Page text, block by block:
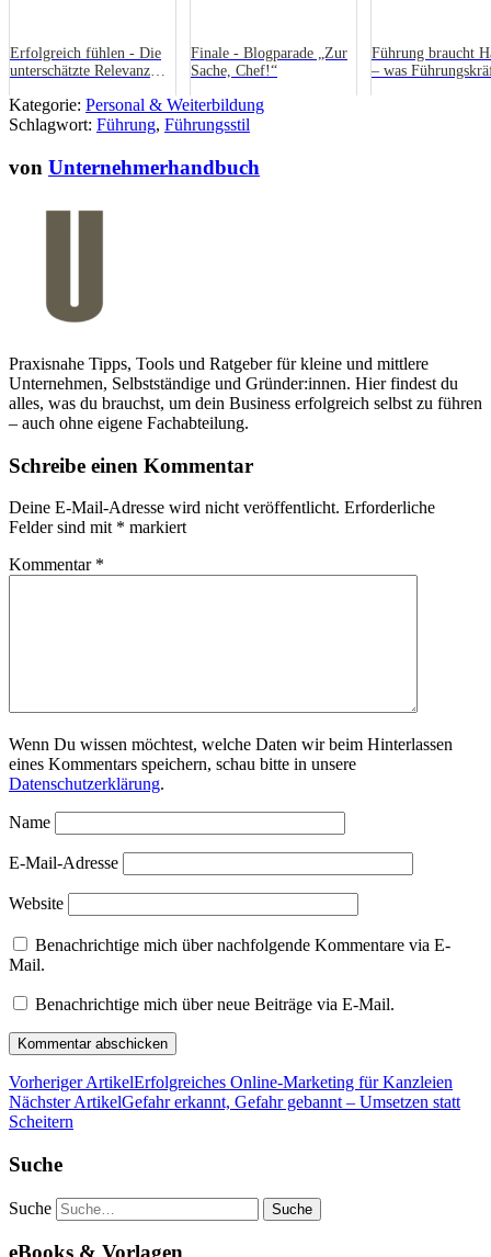
Erfolgreich fühlen - Die
unterschätzte Relevanz
Finale - Blogparade „Zur
Sache, Chef!“
Führung braucht
– was
Kategorie: Personal & Weiterbildung
Schlagwort: Führung, Führungsstil
von Unternehmerhandbuch
Praxisnahe Tipps, Tools und Ratgeber für kleine und mittlere
Unternehmen, Selbstständige und Gründer:innen. Hier findest du
alles, was du brauchst, um dein Business erfolgreich selbst zu führen
– auch ohne eigene Fachabteilung.
Schreibe einen Kommentar
Deine E-Mail-Adresse wird nicht veröffentlicht. Erforderliche
Felder sind mit * markiert
Kommentar *
Wenn Du wissen möchtest, welche Daten wir beim Hinterlassen
eines Kommentars speichern, schau bitte in unsere
Datenschutzerklärung.
Name
E-Mail-Adresse
Website
Benachrichtige mich über nachfolgende Kommentare via E-
Mail.
Benachrichtige mich über neue Beiträge via E-Mail.
Vorheriger ArtikelErfolgreiches Online-Marketing für Kanzleien
Nächster ArtikelGefahr erkannt, Gefahr gebannt – Umsetzen statt
Scheitern
Suche
Suche